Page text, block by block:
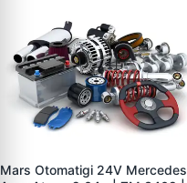
Mars Otomatigi 24V Mercedes